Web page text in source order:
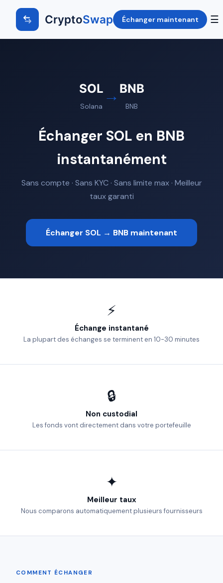
CryptoSwap Échanger maintenant ☰
SOL
Solana
→ BNB
BNB
Échanger SOL en BNB
instantanément
Sans compte · Sans KYC · Sans limite max · Meilleur
taux garanti
Échanger SOL → BNB maintenant
⚡
Échange instantané
La plupart des échanges se terminent en 10-30 minutes
🔒
Non custodial
Les fonds vont directement dans votre portefeuille
✦
Meilleur taux
Nous comparons automatiquement plusieurs fournisseurs
COMMENT ÉCHANGER